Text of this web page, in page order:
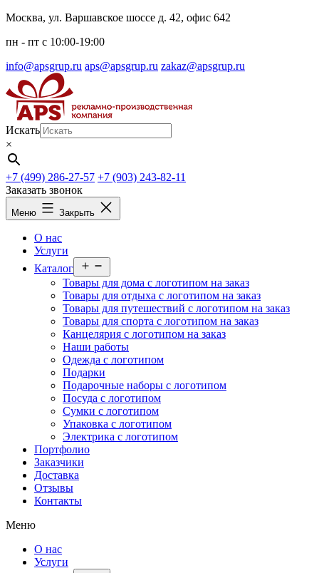
Перейти
содержимому
Москва, ул. Варшавское шоссе д. 42, офис 642
пн - пт c 10:00-19:00
info@apsgrup.ru aps@apsgrup.ru zakaz@apsgrup.ru
Искать
×
+7 (499) 286-27-57 +7 (903) 243-82-11
Заказать звонок
Меню Закрыть
О нас
Услуги
Каталог
меню
Товары для дома с логотипом на заказ
Товары для отдыха с логотипом на заказ
Товары для путешествий с логотипом на заказ
Товары для спорта с логотипом на заказ
Канцелярия с логотипом на заказ
Наши работы
Одежда с логотипом
Подарки
Подарочные наборы с логотипом
Посуда с логотипом
Сумки с логотипом
Упаковка с логотипом
Электрика с логотипом
Портфолио
Заказчики
Доставка
Отзывы
Контакты
Меню
О нас
Услуги